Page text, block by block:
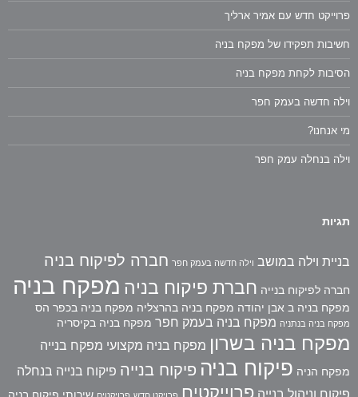
פרוייקט חדש עם אמיר ארליך
חשיבות תפקידו של מפקח בניה
הסיבות לקחת מפקח בניה
וילה חדשה בעמק חפר
מי אנחנו?
וילה בנחלה עמק חפר
תגיות
בניית וילה במושב וילה חדשה בעמק חפר חברה לפיקוח בניה
חברה לפיקוח בנייה חברת פיקוח בניה מפקח בניה
מפקח בניה ב אבן יהודה מפקח בניה בהרצליה מפקח בניה בכפר הס
מפקח בניה בנתניה מפקח בניה בעמק חפר מפקח בניה בקיסריה
מפקח בניה בשרון מפקח בניה מקצועי מפקח בנייה
מפקח הניה פיקוח בניה פיקוח בנייה פיקוח בנייה בנחלה
פרוייקטים